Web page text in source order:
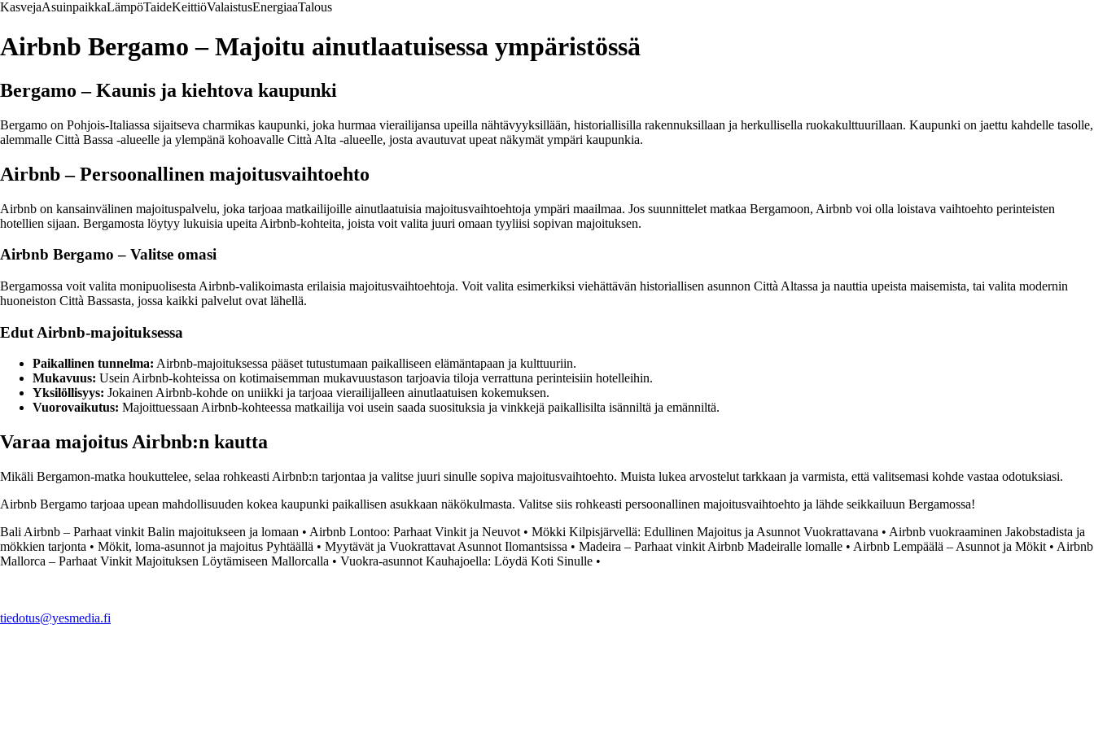
KasvejaAsuinpaikkaLämpöTaideKeittiöValaistusEnergiaaTalous
Airbnb Bergamo – Majoitu ainutlaatuisessa ympäristössä
Bergamo – Kaunis ja kiehtova kaupunki
Bergamo on Pohjois-Italiassa sijaitseva charmikas kaupunki, joka hurmaa vierailijansa upeilla nähtävyyksillään, historiallisilla rakennuksillaan ja herkullisella ruokakulttuurillaan. Kaupunki on jaettu kahdelle tasolle,
alemmalle Città Bassa -alueelle ja ylempänä kohoavalle Città Alta -alueelle, josta avautuvat upeat näkymät ympäri kaupunkia.
Airbnb – Persoonallinen majoitusvaihtoehto
Airbnb on kansainvälinen majoituspalvelu, joka tarjoaa matkailijoille ainutlaatuisia majoitusvaihtoehtoja ympäri maailmaa. Jos suunnittelet matkaa Bergamoon, Airbnb voi olla loistava vaihtoehto perinteisten
hotellien sijaan. Bergamosta löytyy lukuisia upeita Airbnb-kohteita, joista voit valita juuri omaan tyyliisi sopivan majoituksen.
Airbnb Bergamo – Valitse omasi
Bergamossa voit valita monipuolisesta Airbnb-valikoimasta erilaisia majoitusvaihtoehtoja. Voit valita esimerkiksi viehättävän historiallisen asunnon Città Altassa ja nauttia upeista maisemista, tai valita modernin
huoneiston Città Bassasta, jossa kaikki palvelut ovat lähellä.
Edut Airbnb-majoituksessa
Paikallinen tunnelma: Airbnb-majoituksessa pääset tutustumaan paikalliseen elämäntapaan ja kulttuuriin.
Mukavuus: Usein Airbnb-kohteissa on kotimaisemman mukavuustason tarjoavia tiloja verrattuna perinteisiin hotelleihin.
Yksilöllisyys: Jokainen Airbnb-kohde on uniikki ja tarjoaa vierailijalleen ainutlaatuisen kokemuksen.
Vuorovaikutus: Majoittuessaan Airbnb-kohteessa matkailija voi usein saada suosituksia ja vinkkejä paikallisilta isänniltä ja emänniltä.
Varaa majoitus Airbnb:n kautta
Mikäli Bergamon-matka houkuttelee, selaa rohkeasti Airbnb:n tarjontaa ja valitse juuri sinulle sopiva majoitusvaihtoehto. Muista lukea arvostelut tarkkaan ja varmista, että valitsemasi kohde vastaa odotuksiasi.
Airbnb Bergamo tarjoaa upean mahdollisuuden kokea kaupunki paikallisen asukkaan näkökulmasta. Valitse siis rohkeasti persoonallinen majoitusvaihtoehto ja lähde seikkailuun Bergamossa!
Bali Airbnb – Parhaat vinkit Balin majoitukseen ja lomaan • Airbnb Lontoo: Parhaat Vinkit ja Neuvot • Mökki Kilpisjärvellä: Edullinen Majoitus ja Asunnot Vuokrattavana • Airbnb vuokraaminen Jakobstadista ja
mökkien tarjonta • Mökit, loma-asunnot ja majoitus Pyhtäällä • Myytävät ja Vuokrattavat Asunnot Ilomantsissa • Madeira – Parhaat vinkit Airbnb Madeiralle lomalle • Airbnb Lempäälä – Asunnot ja Mökit • Airbnb
Mallorca – Parhaat Vinkit Majoituksen Löytämiseen Mallorcalla • Vuokra-asunnot Kauhajoella: Löydä Koti Sinulle •
tiedotus@yesmedia.fi